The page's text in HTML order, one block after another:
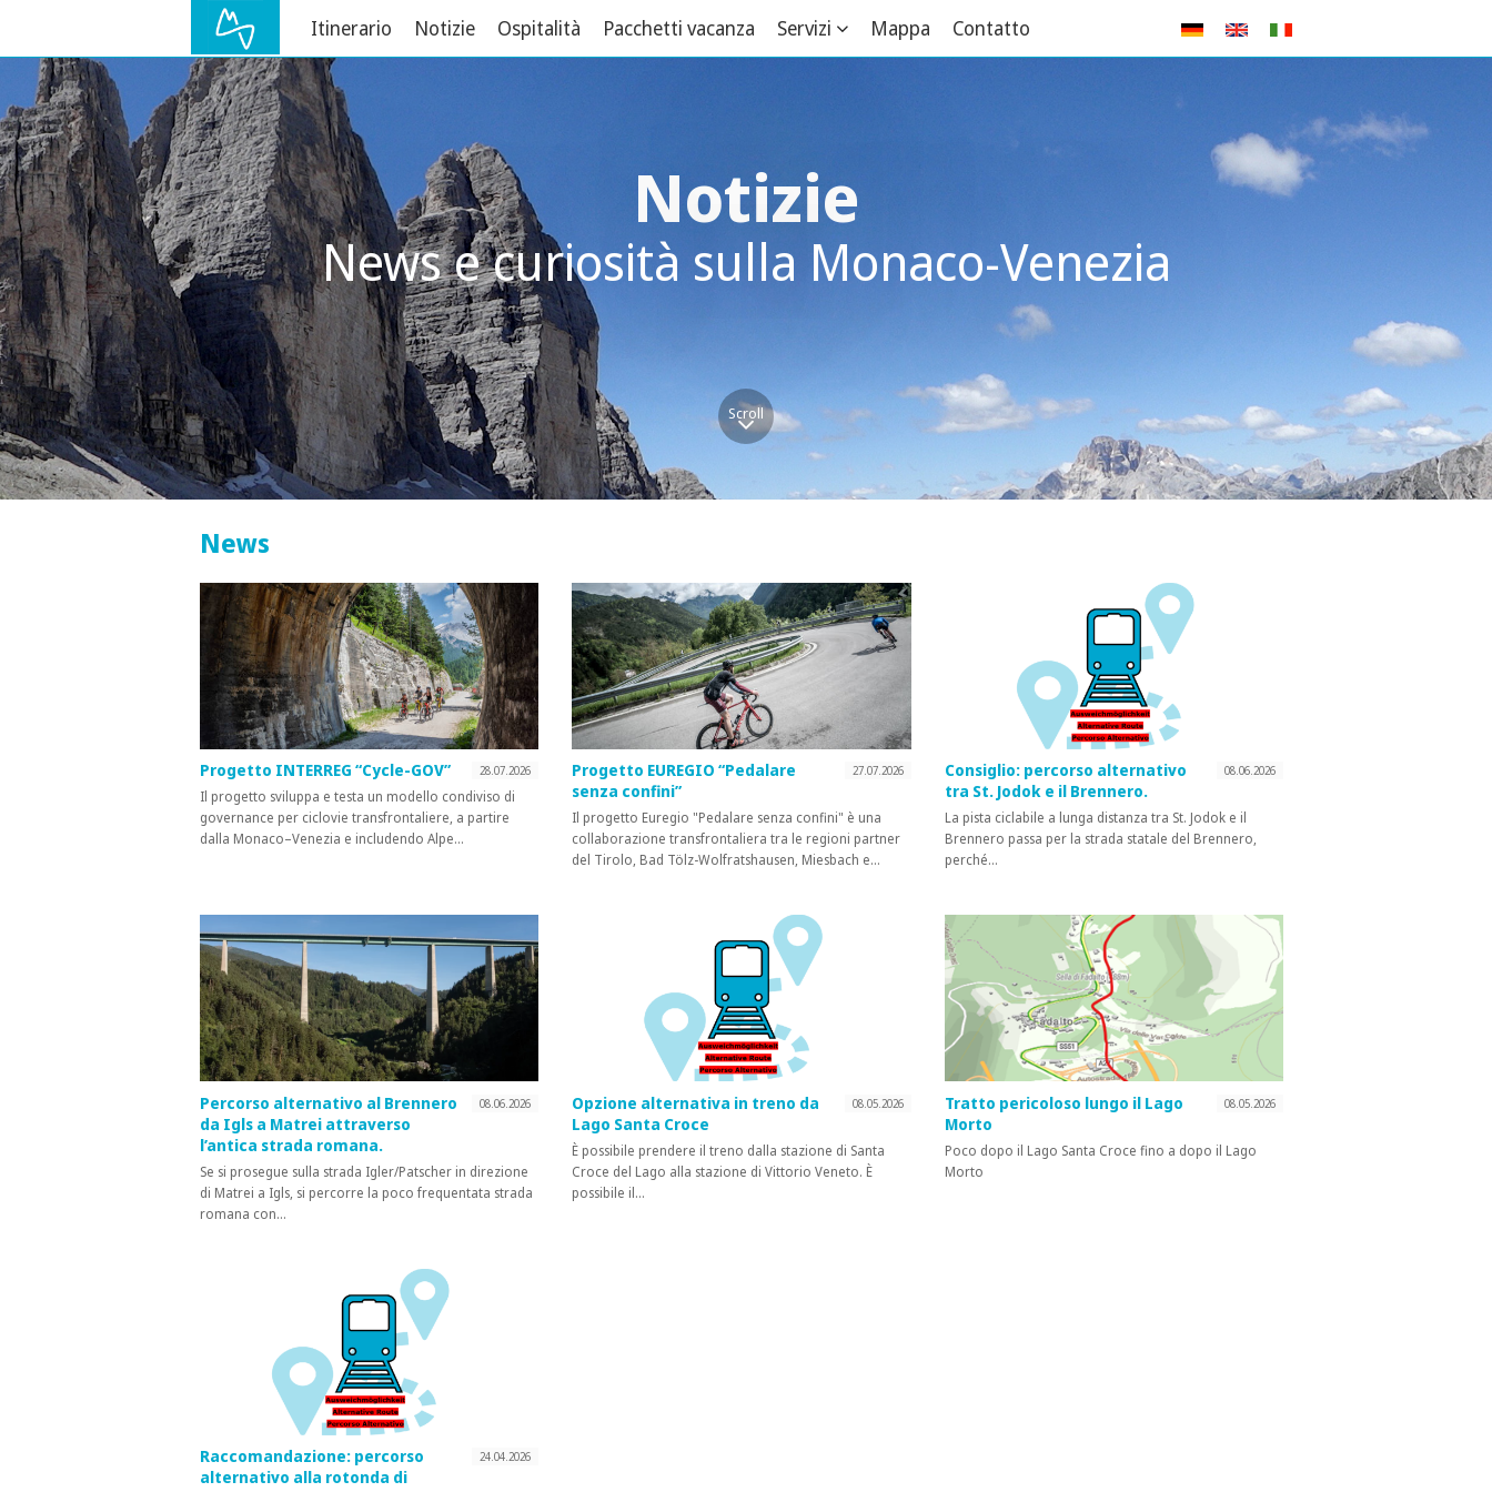
Itinerario Notizie Ospitalità Pacchetti vacanza Servizi Mappa Contatto
Notizie
News e curiosità sulla Monaco-Venezia
Scroll
News
28.07.2026
Progetto INTERREG “Cycle-GOV”
Il progetto sviluppa e testa un modello condiviso di
governance per ciclovie transfrontaliere, a partire
dalla Monaco–Venezia e includendo Alpe…
27.07.2026
Progetto EUREGIO “Pedalare
senza confini”
Il progetto Euregio "Pedalare senza confini" è una
collaborazione transfrontaliera tra le regioni partner
del Tirolo, Bad Tölz-Wolfratshausen, Miesbach e…
08.06.2026
Consiglio: percorso alternativo
tra St. Jodok e il Brennero.
La pista ciclabile a lunga distanza tra St. Jodok e il
Brennero passa per la strada statale del Brennero,
perché…
08.06.2026
Percorso alternativo al Brennero
da Igls a Matrei attraverso
l’antica strada romana.
Se si prosegue sulla strada Igler/Patscher in direzione
di Matrei a Igls, si percorre la poco frequentata strada
romana con…
08.05.2026
Opzione alternativa in treno da
Lago Santa Croce
È possibile prendere il treno dalla stazione di Santa
Croce del Lago alla stazione di Vittorio Veneto. È
possibile il…
08.05.2026
Tratto pericoloso lungo il Lago
Morto
Poco dopo il Lago Santa Croce fino a dopo il Lago
Morto
24.04.2026
Raccomandazione: percorso
alternativo alla rotonda di